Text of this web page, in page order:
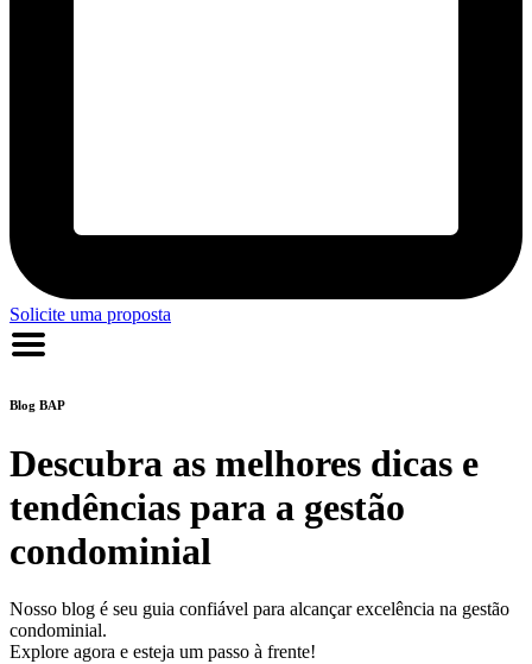
Solicite uma proposta
Blog BAP
Descubra as melhores dicas e
tendências para a gestão
condominial
Nosso blog é seu guia confiável para alcançar excelência na gestão
condominial.
Explore agora e esteja um passo à frente!